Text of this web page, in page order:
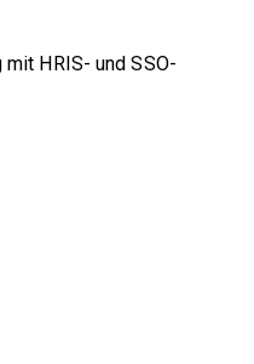
HRIS- und SSO-